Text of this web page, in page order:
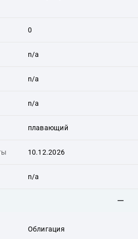
0
n/a
n/a
n/a
плавающий
10.12.2026
n/a
Облигация